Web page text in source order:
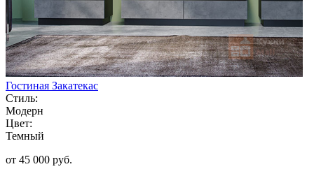
Гостиная Закатекас
Стиль:
Модерн
Цвет:
Темный
от 45 000 руб.